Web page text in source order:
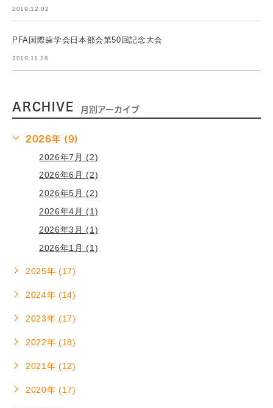
2019.12.02
PFA国際歯学会日本部会第50回記念大会
2019.11.26
ARCHIVE 月別アーカイブ
2026年 (9)
2026年7月 (2)
2026年6月 (2)
2026年5月 (2)
2026年4月 (1)
2026年3月 (1)
2026年1月 (1)
2025年 (17)
2024年 (14)
2023年 (17)
2022年 (18)
2021年 (12)
2020年 (17)